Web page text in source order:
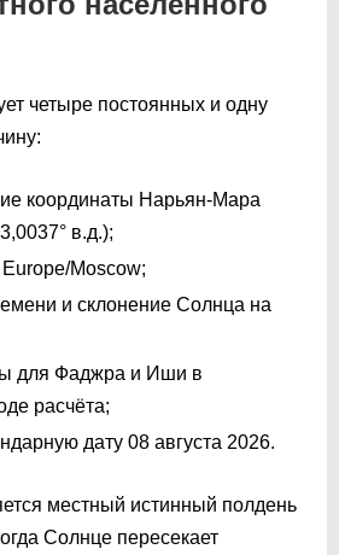
четыре постоянных и одну
координаты Нарьян-Мара
в.д.);
Moscow;
и склонение Солнца на
для Фаджра и Иши в
расчёта;
дату 08 августа 2026.
местный истинный полдень
Солнце пересекает